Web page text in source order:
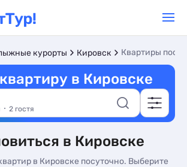
курорты Кировск Квартиры
в Кировске
2 гостя
в Кировске
в Кировске посуточно. Выберите